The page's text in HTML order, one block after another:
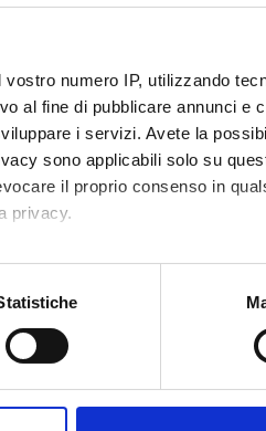
numero IP, utilizzando
al fine di pubblicare annunci e
i servizi. Avete la
sono applicabili solo su
il proprio consenso in
privacy.
di qualche metro,
sui cookie.
Rossini Maurizio
Ruzzon Francesca
Scagliosi Giorgia
Sorio Elena